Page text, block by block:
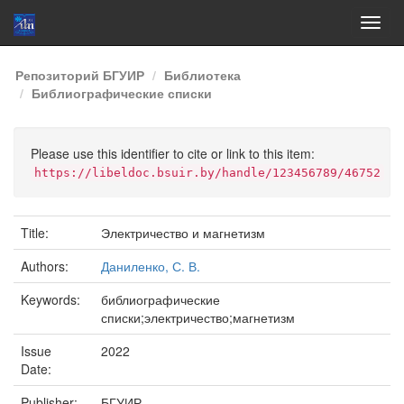
Skip
navigation
Репозиторий БГУИР
Библиотека
Библиографические списки
Please use this identifier to cite or link to this item:
https://libeldoc.bsuir.by/handle/123456789/46752
Title:
Электричество и магнетизм
Authors:
Даниленко, С. В.
Keywords:
библиографические
списки;электричество;магнетизм
Issue
Date:
2022